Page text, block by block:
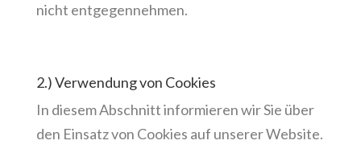
nicht entgegennehmen.
2.) Verwendung von Cookies
In diesem Abschnitt informieren wir Sie über
den Einsatz von Cookies auf unserer Website.